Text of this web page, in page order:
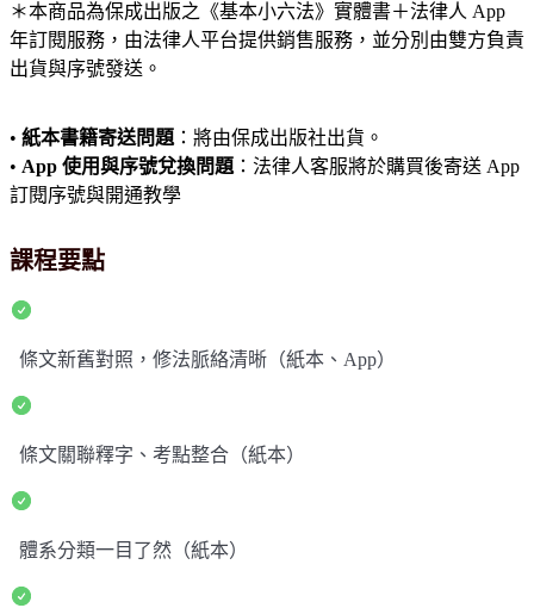
＊本商品為保成出版之《基本小六法》實體書＋法律人 App
年訂閱服務，由法律人平台提供銷售服務，並分別由雙方負責
出貨與序號發送。
• 紙本書籍寄送問題 ：將由保成出版社出貨。
• App 使用與序號兌換問題 ：法律人客服將於購買後寄送 App
訂閱序號與開通教學
課程要點
條文新舊對照，修法脈絡清晰（紙本、App）
條文關聯釋字、考點整合（紙本）
體系分類一目了然（紙本）